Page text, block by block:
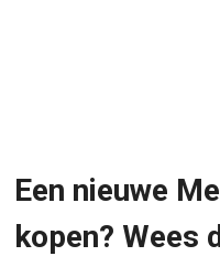
Een nieuwe
kopen? Wees